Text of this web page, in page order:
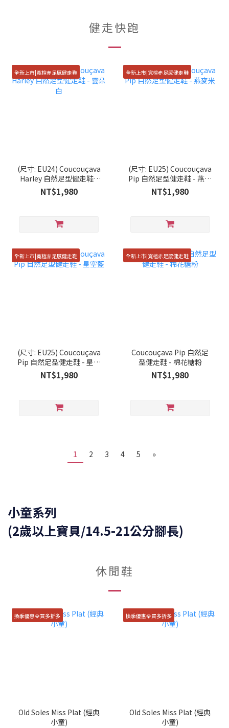
健走快跑
全新上市|寬楦赤足感健走鞋
(尺寸: EU24) Coucouçava
Harley 自然足型健走鞋 -
雲朵白
NT$1,980
全新上市|寬楦赤足感健走鞋
(尺寸: EU25) Coucouçava
Pip 自然足型健走鞋 - 燕麥
米
NT$1,980
全新上市|寬楦赤足感健走鞋
(尺寸: EU25) Coucouçava
Pip 自然足型健走鞋 - 星空
藍
NT$1,980
全新上市|寬楦赤足感健走鞋
Coucouçava Pip 自然足
型健走鞋 - 棉花糖粉
NT$1,980
1 2 3 4 5 »
小童系列
(2歲以上寶貝/14.5-21公分腳長)
休閒鞋
換季優惠💎買多折多
Old Soles Miss Plat (經典
小童)
換季優惠💎買多折多
Old Soles Miss Plat (經典
小童)